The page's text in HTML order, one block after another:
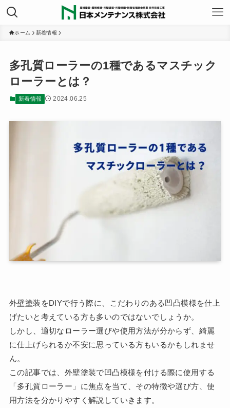
ホーム 新着情報
多孔質ローラーの1種であるマスチック
ローラーとは？
新着情報 2024.06.25
外壁塗装をDIYで行う際に、こだわりのある凹凸模様を仕上
げたいと考えている方も多いのではないでしょうか。
しかし、適切なローラー選びや使用方法が分からず、綺麗
に仕上げられるか不安に思っている方もいるかもしれませ
ん。
この記事では、外壁塗装で凹凸模様を付ける際に使用する
「多孔質ローラー」に焦点を当て、その特徴や選び方、使
用方法を分かりやすく解説していきます。